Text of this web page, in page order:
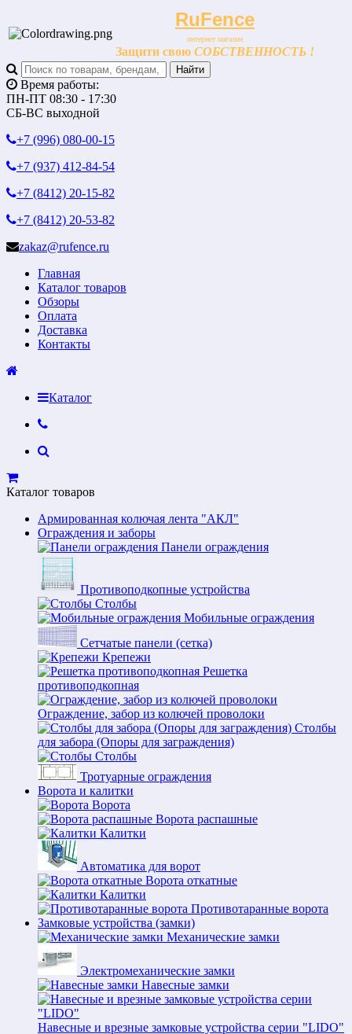
RuFence
интернет магазин
Защити свою СОБСТВЕННОСТЬ !
Время работы:
ПН-ПТ 08:30 - 17:30
СБ-ВС выходной
+7 (996) 080-00-15
+7 (937) 412-84-54
+7 (8412) 20-15-82
+7 (8412) 20-53-82
zakaz@rufence.ru
Главная
Каталог товаров
Обзоры
Оплата
Доставка
Контакты
Каталог
Каталог товаров
Армированная колючая лента "АКЛ"
Ограждения и заборы
Панели ограждения
Противоподкопные устройства
Столбы
Мобильные ограждения
Сетчатые панели (сетка)
Крепежи
Решетка
противоподкопная
Ограждение, забор из колючей проволоки
Столбы
для забора (Опоры для заграждения)
Столбы
Тротуарные ограждения
Ворота и калитки
Ворота
Ворота распашные
Калитки
Автоматика для ворот
Ворота откатные
Калитки
Противотаранные ворота
Замковые устройства (замки)
Механические замки
Электромеханические замки
Навесные замки
Навесные и врезные замковые устройства серии "LIDO"